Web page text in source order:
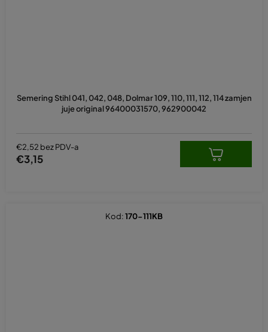
Semering Stihl 041, 042, 048, Dolmar 109, 110, 111, 112, 114 zamjen
juje original 96400031570, 962900042
€2,52 bez PDV-a
€3,15
Kod:170-111KB